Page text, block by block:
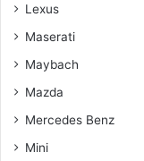
Lexus
Maserati
Maybach
Mazda
Mercedes Benz
Mini